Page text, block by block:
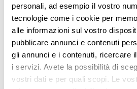
personali, ad esempio il vostro
tecnologie come i cookie per
alle informazioni sul vostro
pubblicare annunci e contenuti
gli annunci e i contenuti, ricercare
i servizi. Avete la possibilità di
vostri dati e per quali scopi. Le
Non ci sono articoli da confrontare.